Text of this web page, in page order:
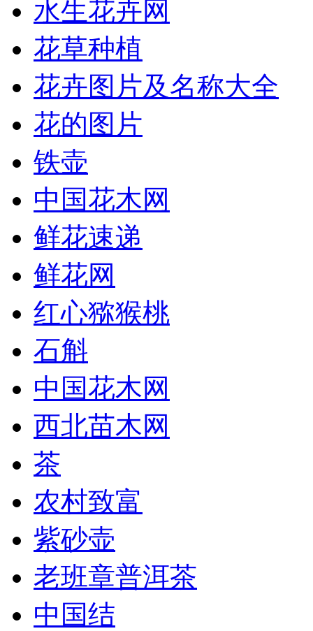
水生花卉网
花草种植
花卉图片及名称大全
花的图片
铁壶
中国花木网
鲜花速递
鲜花网
红心猕猴桃
石斛
中国花木网
西北苗木网
茶
农村致富
紫砂壶
老班章普洱茶
中国结